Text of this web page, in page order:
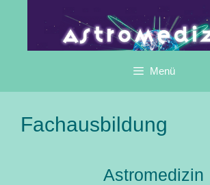
Menü
Fachausbildung
Astromedizin